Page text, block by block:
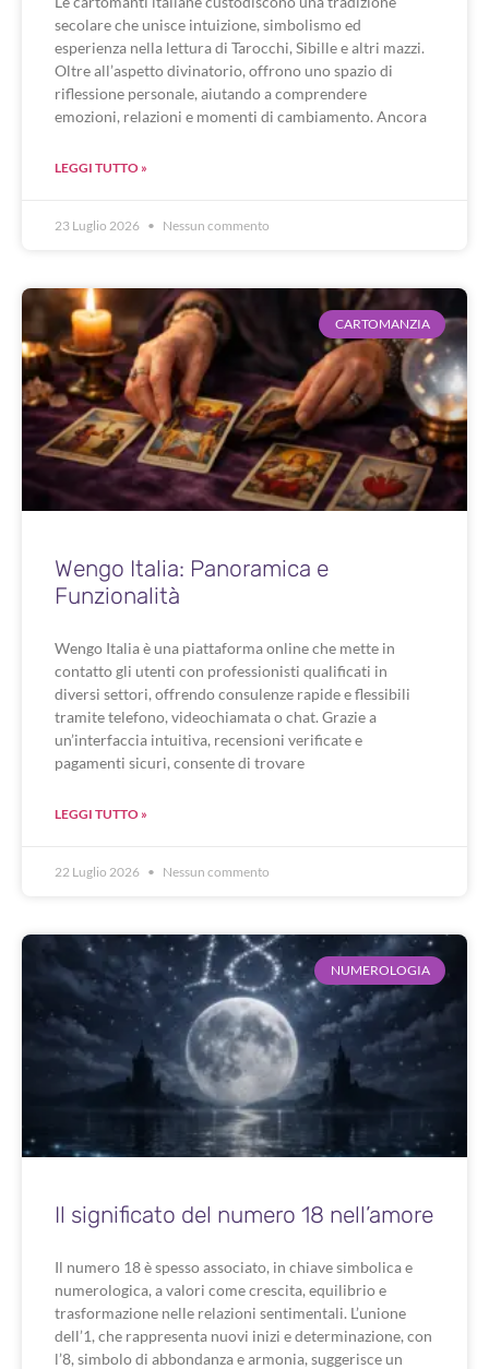
secolare che unisce intuizione, simbolismo ed
esperienza nella lettura di Tarocchi, Sibille e altri mazzi.
Oltre all’aspetto divinatorio, offrono uno spazio di
riflessione personale, aiutando a comprendere
emozioni, relazioni e momenti di cambiamento. Ancora
LEGGI TUTTO »
23 Luglio 2026 Nessun commento
CARTOMANZIA
Wengo Italia: Panoramica e
Funzionalità
Wengo Italia è una piattaforma online che mette in
contatto gli utenti con professionisti qualificati in
diversi settori, offrendo consulenze rapide e flessibili
tramite telefono, videochiamata o chat. Grazie a
un’interfaccia intuitiva, recensioni verificate e
pagamenti sicuri, consente di trovare
LEGGI TUTTO »
22 Luglio 2026 Nessun commento
NUMEROLOGIA
Il significato del numero 18 nell’amore
Il numero 18 è spesso associato, in chiave simbolica e
numerologica, a valori come crescita, equilibrio e
trasformazione nelle relazioni sentimentali. L’unione
dell’1, che rappresenta nuovi inizi e determinazione, con
l’8, simbolo di abbondanza e armonia, suggerisce un